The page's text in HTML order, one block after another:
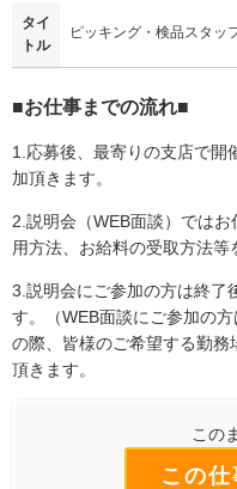
タイ
トル
ピッキング・検品スタッ
■お仕事までの流れ■
1.応募後、最寄りの支店で開
加頂きます。
2.説明会（WEB面談）では
用方法、お給料の受取方法等
3.説明会にご参加の方は終了
す。（WEB面談にご参加の
の際、皆様のご希望する勤
頂きます。
この
この